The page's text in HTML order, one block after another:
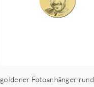
goldener Fotoanhänger rund